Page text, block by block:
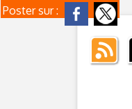
Poster sur :